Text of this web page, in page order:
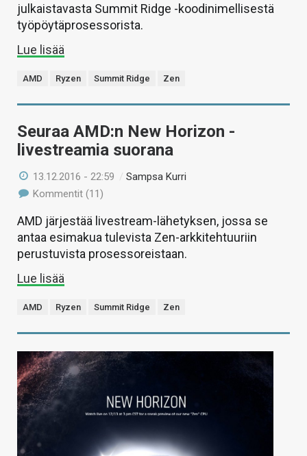
julkaistavasta Summit Ridge -koodinimellisestä
työpöytäprosessorista.
Lue lisää
AMD Ryzen Summit Ridge Zen
Seuraa AMD:n New Horizon -
livestreamia suorana
13.12.2016 - 22:59 /Sampsa Kurri
Kommentit (11)
AMD järjestää livestream-lähetyksen, jossa se
antaa esimakua tulevista Zen-arkkitehtuuriin
perustuvista prosessoreistaan.
Lue lisää
AMD Ryzen Summit Ridge Zen